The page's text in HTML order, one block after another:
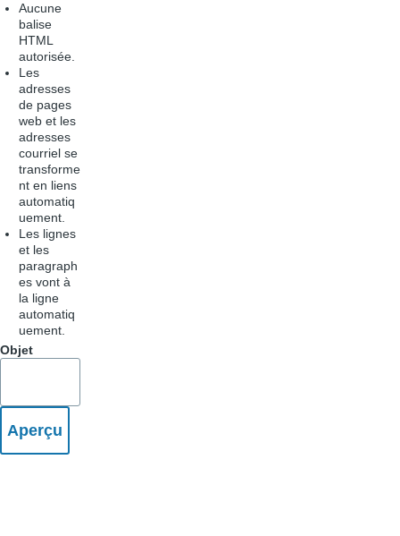
Aucune
balise
HTML
autorisée.
Les
adresses
de pages
web et les
adresses
courriel se
transforme
nt en liens
automatiq
uement.
Les lignes
et les
paragraph
es vont à
la ligne
automatiq
uement.
Objet